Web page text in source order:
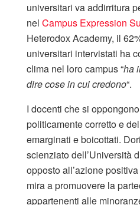
universitari va addirritura
nel Campus Expression
Heterodox Academy, il
universitari intervistati ha
clima nel loro campus “ha
dire cose in cui credono“.
I docenti che si
politicamente corretto e
emarginati e boicottati.
scienziato dell’Università
opposto all’azione
mira a promuovere la
appartenenti alle